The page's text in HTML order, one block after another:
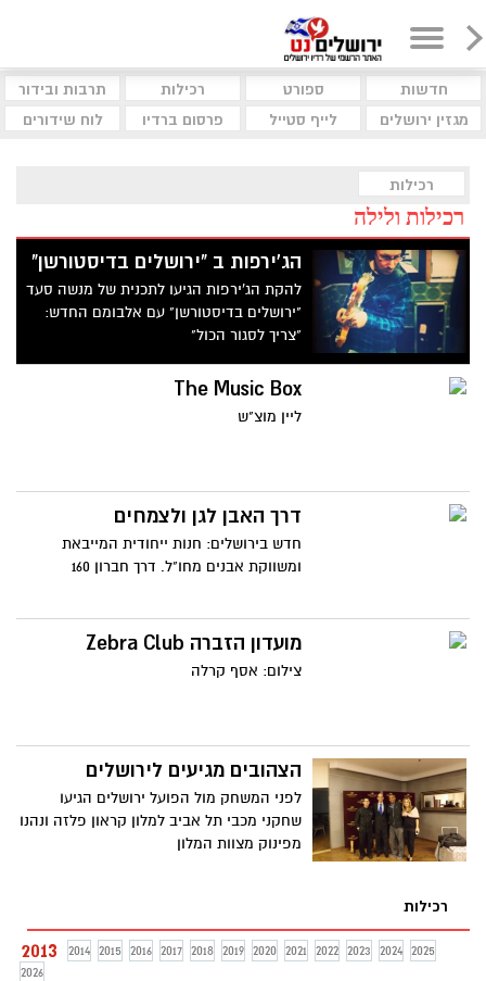
חדשות ספורט רכילות
תרבות ובידור
מגזין ירושלים
לייף סטייל פרסום ברדיו לוח שידורים
רכילות
רכילות ולילה
הג'ירפות ב "ירושלים בדיסטורשן"
להקת הג'ירפות הגיעו לתכנית של מנשה סעד
"ירושלים בדיסטורשן" עם אלבומם החדש:
"צריך לסגור הכול"
The Music Box
ליין מוצ"ש
דרך האבן לגן ולצמחים
חדש בירושלים: חנות ייחודית המייבאת
ומשווקת אבנים מחו"ל. דרך חברון 160
מועדון הזברה Zebra Club
צילום: אסף קרלה
הצהובים מגיעים לירושלים
לפני המשחק מול הפועל ירושלים הגיעו
שחקני מכבי תל אביב למלון קראון פלזה ונהנו
מפינוק מצוות המלון
רכילות
2013 2014 2015 2016 2017 2018 2019 2020 2021 2022 2023 2024 2025
2026